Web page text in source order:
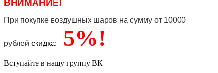
ВНИМАНИЕ!
При покупке воздушных шаров на сумму от 10000
рублей скидка: 5%!
Вступайте в нашу группу ВК